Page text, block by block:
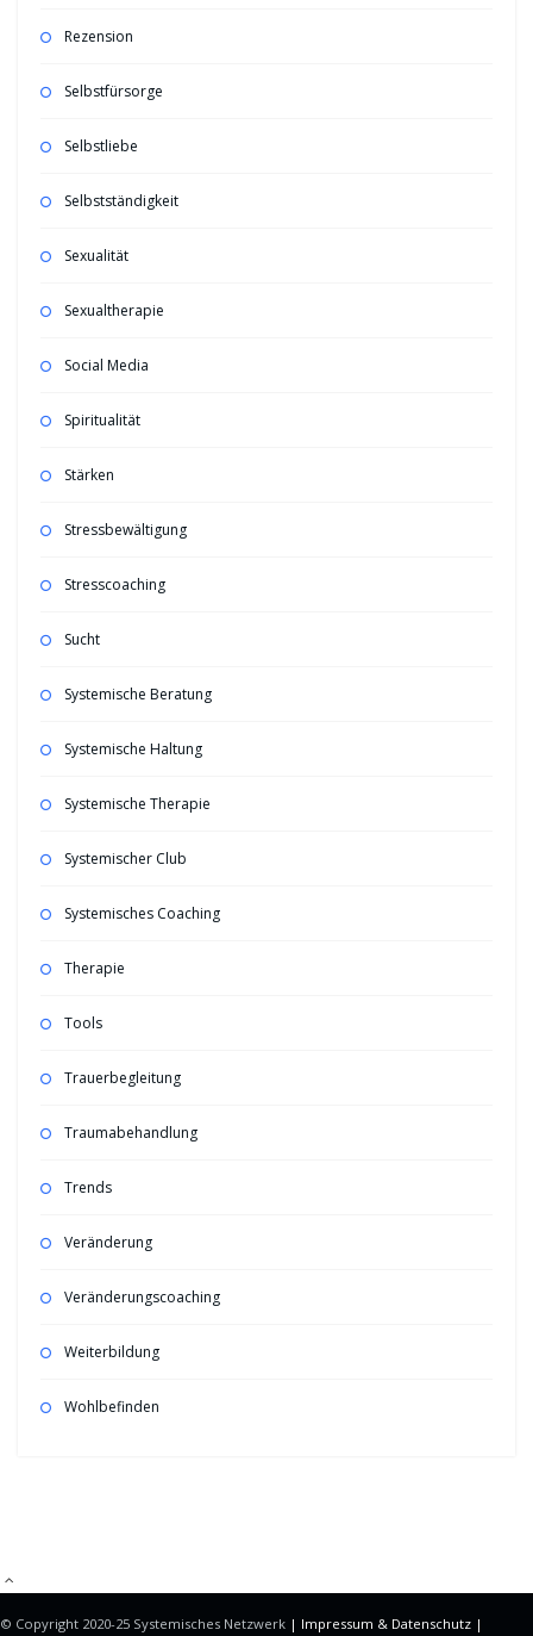
Rezension
Selbstfürsorge
Selbstliebe
Selbstständigkeit
Sexualität
Sexualtherapie
Social Media
Spiritualität
Stärken
Stressbewältigung
Stresscoaching
Sucht
Systemische Beratung
Systemische Haltung
Systemische Therapie
Systemischer Club
Systemisches Coaching
Therapie
Tools
Trauerbegleitung
Traumabehandlung
Trends
Veränderung
Veränderungscoaching
Weiterbildung
Wohlbefinden
© Copyright 2020-25 Systemisches Netzwerk | Impressum & Datenschutz |